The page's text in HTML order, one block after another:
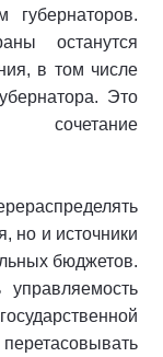
останутся
в том числе
Это
сочетание
но и источники
бюджетов.